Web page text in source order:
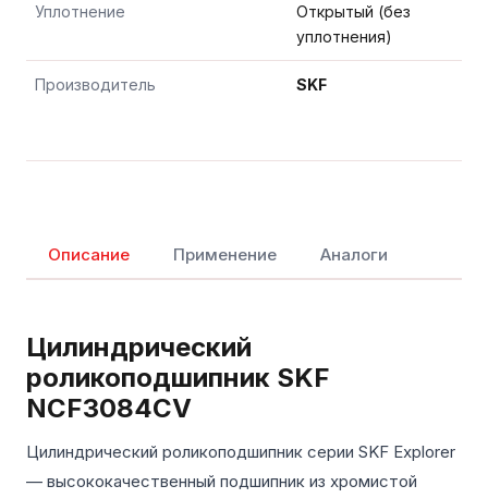
Уплотнение
Открытый (без
уплотнения)
Производитель SKF
Описание Применение Аналоги
Цилиндрический
роликоподшипник SKF
NCF3084CV
Цилиндрический роликоподшипник серии SKF Explorer
— высококачественный подшипник из хромистой